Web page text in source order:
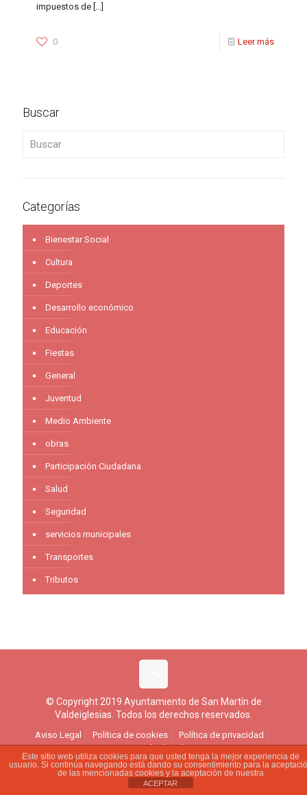
impuestos de […]
0 Leer más
Buscar
Categorías
Bienestar Social
Cultura
Deportes
Desarrollo económico
Educación
Fiestas
General
Juventud
Medio Ambiente
obras
Participación Ciudadana
Salud
Seguridad
servicios municipales
Transportes
Tributos
© Copyright 2019 Ayuntamiento de San Martín de
Valdeiglesias. Todos los derechos reservados.
Aviso Legal Política de cookies
Política de privacidad
Ejercicio de derechos
Este sitio web utiliza cookies para que usted tenga la mejor experiencia de
usuario. Si continúa navegando está dando su consentimiento para la
de las mencionadas cookies y la aceptación de nuestra
ACEPTAR